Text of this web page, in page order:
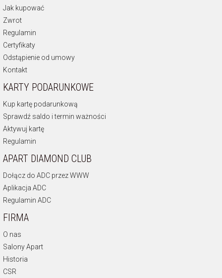
Jak kupować
Zwrot
Regulamin
Certyfikaty
Odstąpienie od umowy
Kontakt
KARTY PODARUNKOWE
Kup kartę podarunkową
Sprawdź saldo i termin ważności
Aktywuj kartę
Regulamin
APART DIAMOND CLUB
Dołącz do ADC przez WWW
Aplikacja ADC
Regulamin ADC
FIRMA
O nas
Salony Apart
Historia
CSR